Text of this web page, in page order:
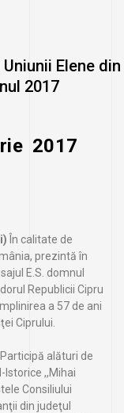
Elene din
2017
2017
În calitate de
prezintă în
E.S. domnul
Republicii Cipru
a 57 de ani
Ciprului.
Participă alături de
,,Mihai
Consiliului
din judeţul